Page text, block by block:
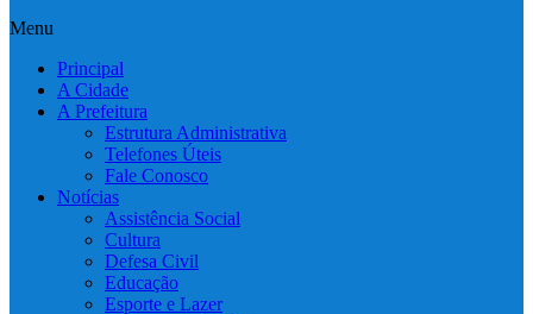
Menu
Principal
A Cidade
A Prefeitura
Estrutura Administrativa
Telefones Úteis
Fale Conosco
Notícias
Assistência Social
Cultura
Defesa Civil
Educação
Esporte e Lazer